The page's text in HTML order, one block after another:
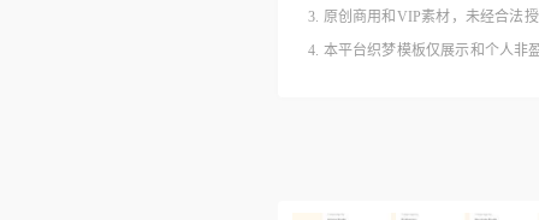
3. 原创商用和VIP素材，未经合法
4. 本平台织梦模板仅展示和个人非